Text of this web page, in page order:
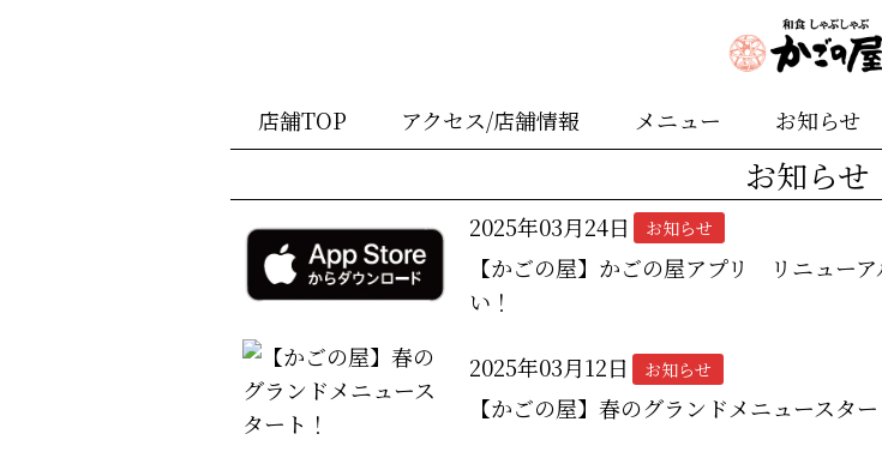
店舗TOP アクセス/店舗情報 メニュー お知らせ
お知らせ
2025年03月24日 お知らせ
【かごの屋】かごの屋アプリ リニュー
い！
2025年03月12日 お知らせ
【かごの屋】春のグランドメニュースター